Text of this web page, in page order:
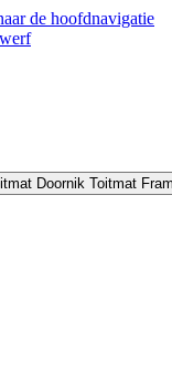
de hoofdnavigatie
Doornik Toitmat